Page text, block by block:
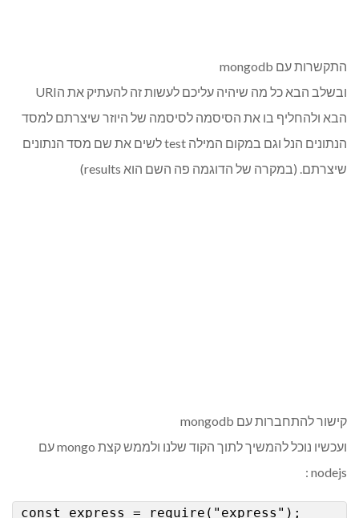
התקשרות עם mongodb
ובשלב הבא כל מה שיהיה עליכם לעשות זה להעתיק את הURI
הבא ולהחליף בו את הסיסמה לסיסמה של היוזר שיצרתם למסד
הנתונים הנל וגם במקום המילה test לשים את שם מסד הנתונים
שיצרתם. (במקרה של הדוגמה פה השם הוא results)
קישור להתחברות עם mongodb
ועכשיו נוכל להמשיך לתוך הקוד שלנו ולממש קצת mongo עם
nodejs :
const express = require("express");